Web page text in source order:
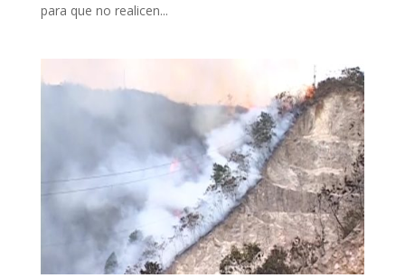
para que no realicen...